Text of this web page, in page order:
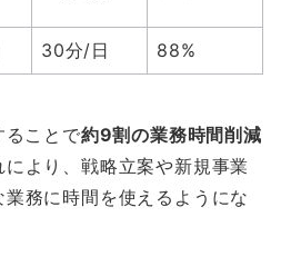
30分/日 88%
ることで約9割の業務時間削減
より、戦略立案や新規事業
務に時間を使えるようにな